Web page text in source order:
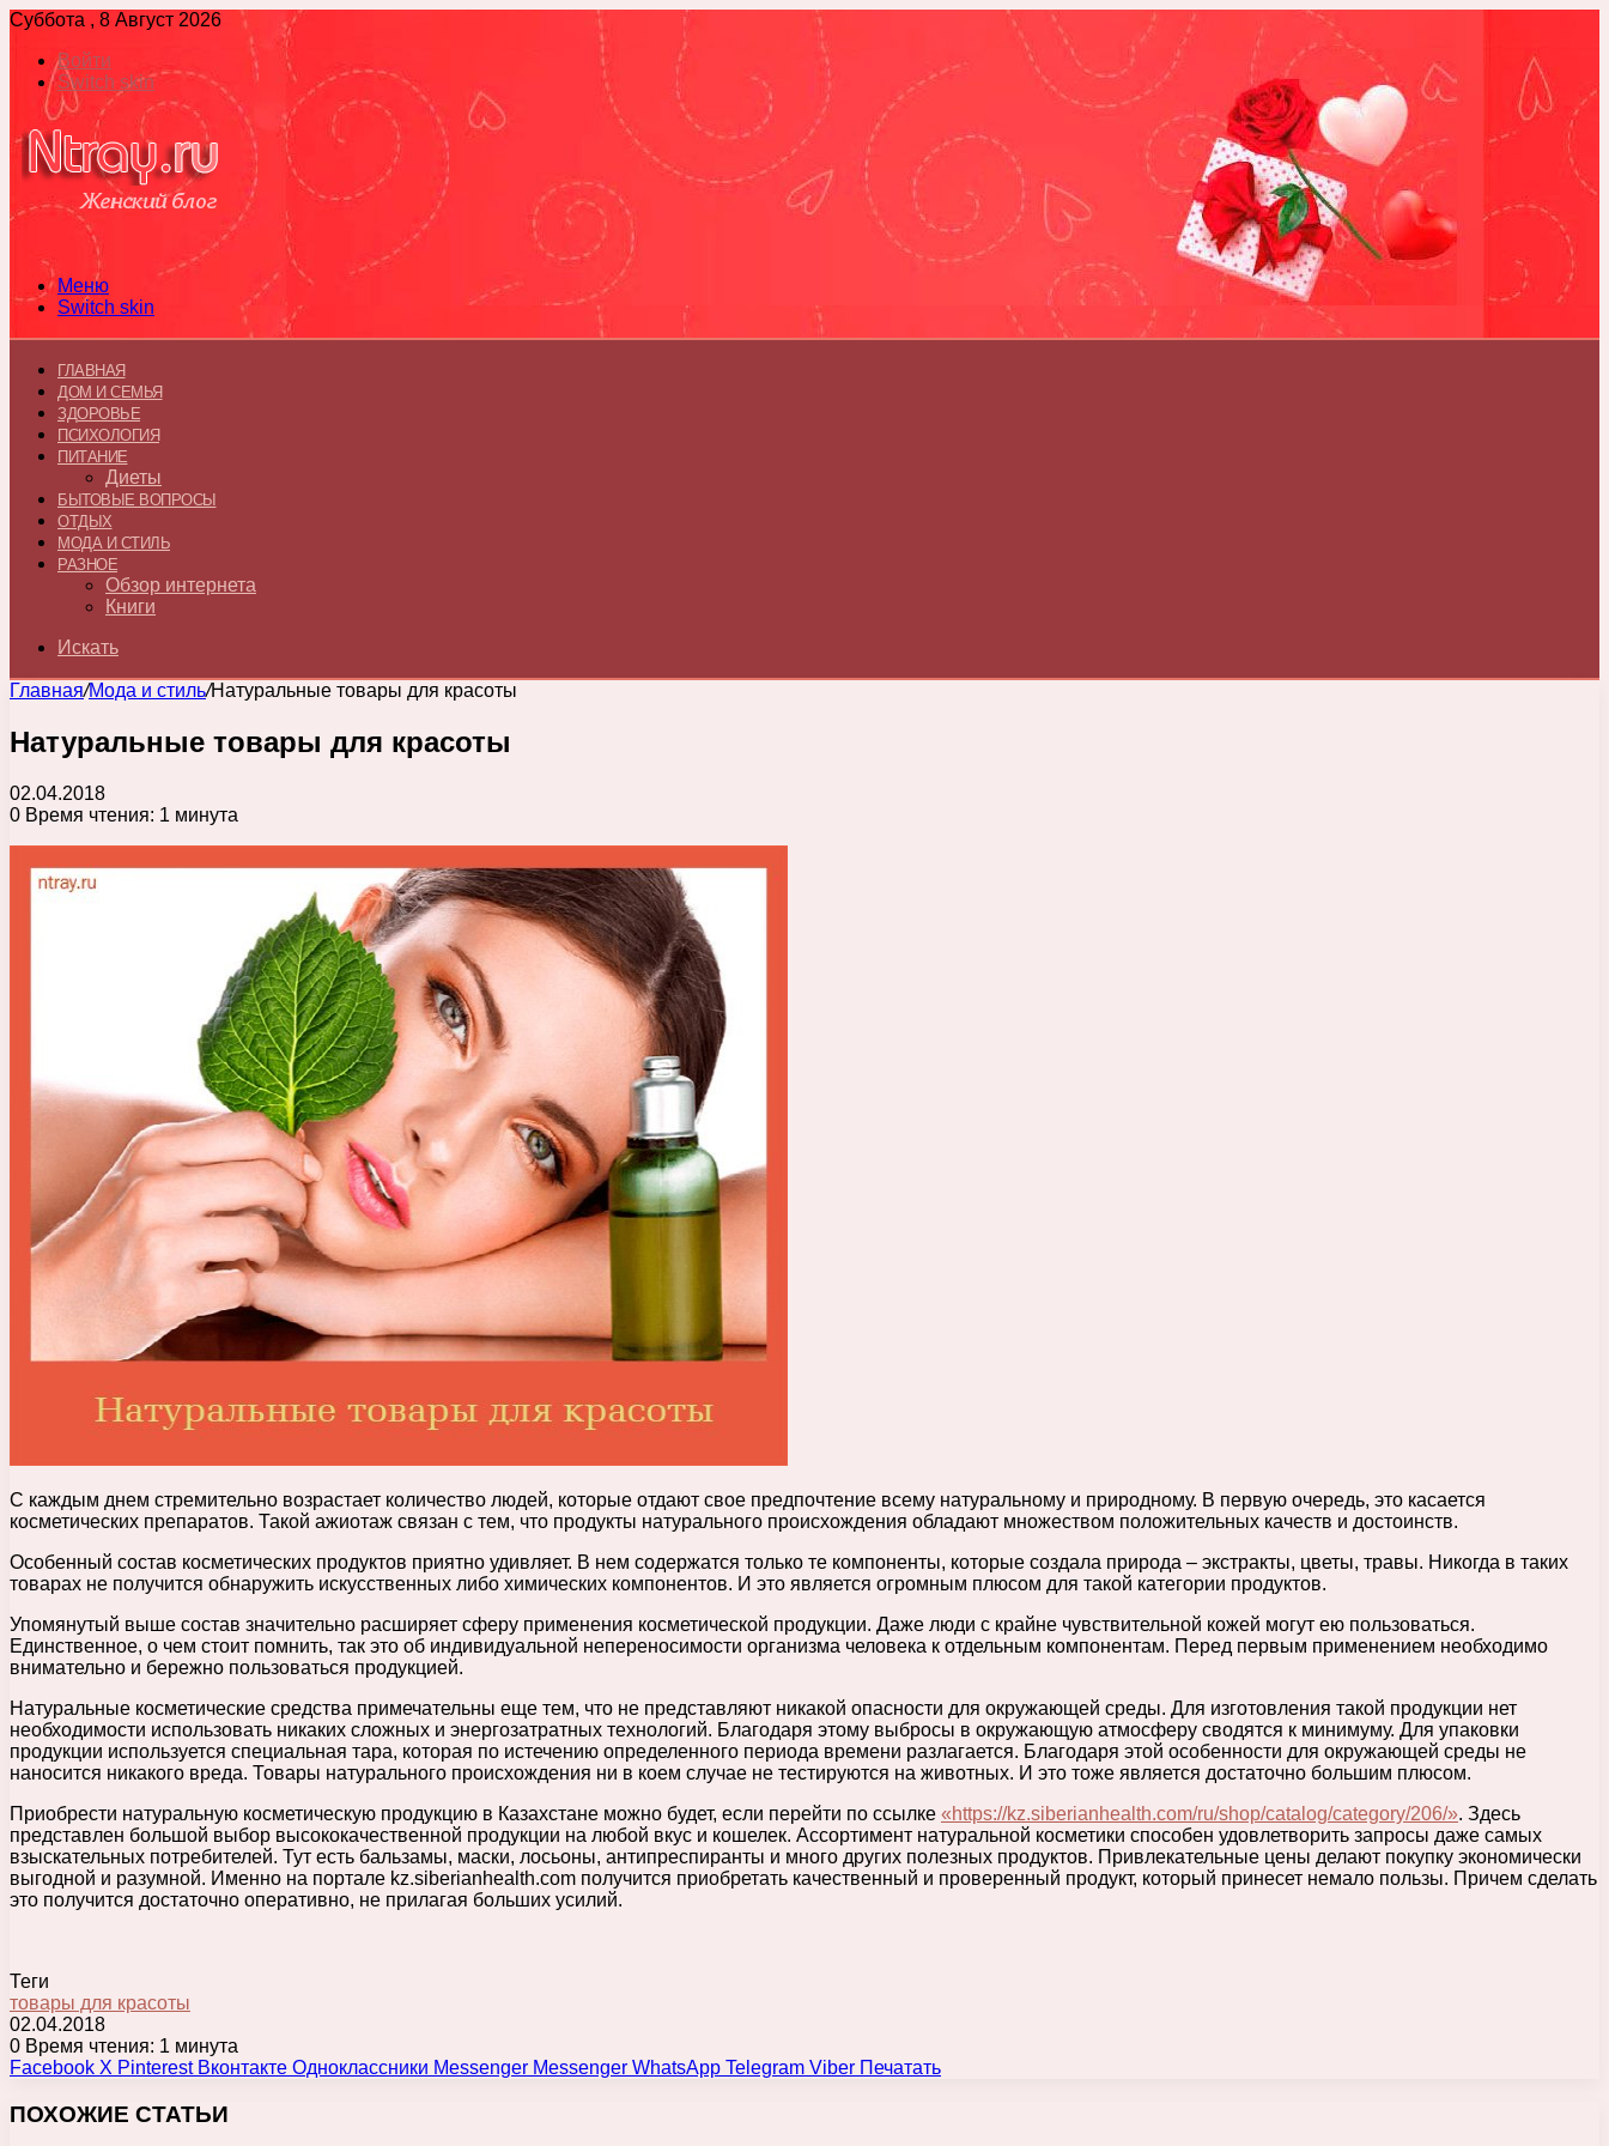
Суббота , 8 Август 2026
Войти
Switch skin
Меню
Switch skin
ГЛАВНАЯ
ДОМ И СЕМЬЯ
ЗДОРОВЬЕ
ПСИХОЛОГИЯ
ПИТАНИЕ
Диеты
БЫТОВЫЕ ВОПРОСЫ
ОТДЫХ
МОДА И СТИЛЬ
РАЗНОЕ
Обзор интернета
Книги
Искать
Главная/Мода и стиль/Натуральные товары для красоты
Натуральные товары для красоты
02.04.2018
0 Время чтения: 1 минута
С каждым днем стремительно возрастает количество людей, которые отдают свое предпочтение всему натуральному и природному. В первую очередь, это касается
косметических препаратов. Такой ажиотаж связан с тем, что продукты натурального происхождения обладают множеством положительных качеств и достоинств.
Особенный состав косметических продуктов приятно удивляет. В нем содержатся только те компоненты, которые создала природа – экстракты, цветы, травы. Никогда в таких
товарах не получится обнаружить искусственных либо химических компонентов. И это является огромным плюсом для такой категории продуктов.
Упомянутый выше состав значительно расширяет сферу применения косметической продукции. Даже люди с крайне чувствительной кожей могут ею пользоваться.
Единственное, о чем стоит помнить, так это об индивидуальной непереносимости организма человека к отдельным компонентам. Перед первым применением необходимо
внимательно и бережно пользоваться продукцией.
Натуральные косметические средства примечательны еще тем, что не представляют никакой опасности для окружающей среды. Для изготовления такой продукции нет
необходимости использовать никаких сложных и энергозатратных технологий. Благодаря этому выбросы в окружающую атмосферу сводятся к минимуму. Для упаковки
продукции используется специальная тара, которая по истечению определенного периода времени разлагается. Благодаря этой особенности для окружающей среды не
наносится никакого вреда. Товары натурального происхождения ни в коем случае не тестируются на животных. И это тоже является достаточно большим плюсом.
Приобрести натуральную косметическую продукцию в Казахстане можно будет, если перейти по ссылке «https://kz.siberianhealth.com/ru/shop/catalog/category/206/». Здесь
представлен большой выбор высококачественной продукции на любой вкус и кошелек. Ассортимент натуральной косметики способен удовлетворить запросы даже самых
взыскательных потребителей. Тут есть бальзамы, маски, лосьоны, антипреспиранты и много других полезных продуктов. Привлекательные цены делают покупку экономически
выгодной и разумной. Именно на портале kz.siberianhealth.com получится приобретать качественный и проверенный продукт, который принесет немало пользы. Причем сделать
это получится достаточно оперативно, не прилагая больших усилий.
Теги
товары для красоты
02.04.2018
0 Время чтения: 1 минута
Facebook X Pinterest Вконтакте Одноклассники Messenger Messenger WhatsApp Telegram Viber Печатать
ПОХОЖИЕ СТАТЬИ